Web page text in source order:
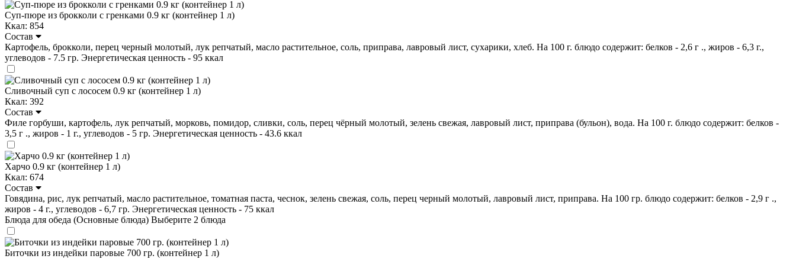
Суп-пюре из брокколи с гренками 0.9 кг (контейнер 1 л)
Ккал: 854
Состав
Картофель, брокколи, перец черный молотый, лук репчатый, масло растительное, соль, приправа, лавровый лист, сухарики, хлеб. На 100 г. блюдо содержит: белков - 2,6 г ., жиров - 6,3 г.,
углеводов - 7.5 гр. Энергетическая ценность - 95 ккал
Сливочный суп с лососем 0.9 кг (контейнер 1 л)
Ккал: 392
Состав
Филе горбуши, картофель, лук репчатый, морковь, помидор, сливки, соль, перец чёрный молотый, зелень свежая, лавровый лист, приправа (бульон), вода. На 100 г. блюдо содержит: белков -
3,5 г ., жиров - 1 г., углеводов - 5 гр. Энергетическая ценность - 43.6 ккал
Харчо 0.9 кг (контейнер 1 л)
Ккал: 674
Состав
Говядина, рис, лук репчатый, масло растительное, томатная паста, чеснок, зелень свежая, соль, перец черный молотый, лавровый лист, приправа. На 100 гр. блюдо содержит: белков - 2,9 г .,
жиров - 4 г., углеводов - 6,7 гр. Энергетическая ценность - 75 ккал
Блюда для обеда (Основные блюда) Выберите 2 блюда
Биточки из индейки паровые 700 гр. (контейнер 1 л)